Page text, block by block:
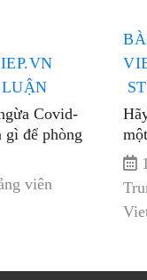
Covid-
gì để phòng
viên